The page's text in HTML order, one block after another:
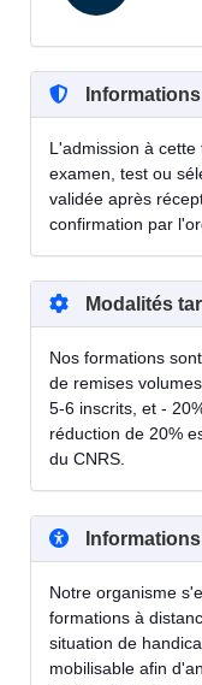
L'admission à
examen, test ou
validée après
confirmation par
Modalités
Nos formations
de remises
5-6 inscrits, et -
réduction de 20%
du CNRS.
Notre organisme
formations à
situation de
mobilisable afin